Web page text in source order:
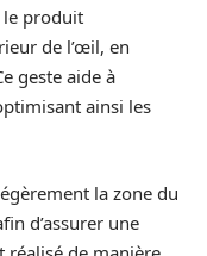
le produit
de l’œil, en
geste aide à
ainsi les
la zone du
d’assurer une